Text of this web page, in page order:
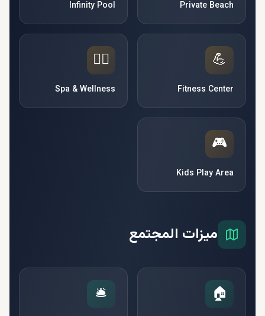
Private Beach
Infinity Pool
💪
Fitness Center
🧘‍♀️
Spa & Wellness
🎮
Kids Play Area
ميزات المجتمع
🏠
🛎️